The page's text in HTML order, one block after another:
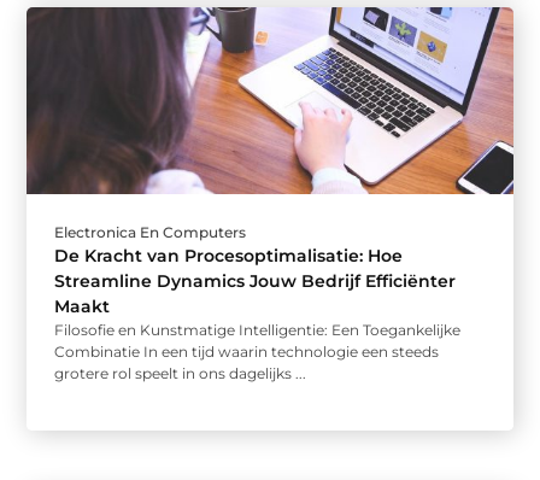
Electronica En Computers
De Kracht van Procesoptimalisatie: Hoe
Streamline Dynamics Jouw Bedrijf Efficiënter
Maakt
Filosofie en Kunstmatige Intelligentie: Een Toegankelijke
Combinatie In een tijd waarin technologie een steeds
grotere rol speelt in ons dagelijks ...